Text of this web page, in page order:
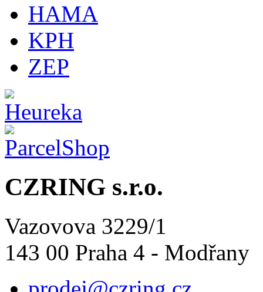
HAMA
KPH
ZEP
CZRING s.r.o.
Vazovova 3229/1
143 00 Praha 4 - Modřany